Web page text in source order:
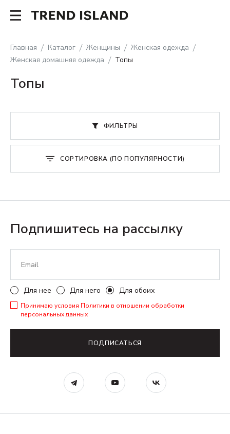
Главная Каталог Женщины
Женская одежда
Женская домашняя одежда
Топы
Топы
ФИЛЬТРЫ
СОРТИРОВКА (ПО ПОПУЛЯРНОСТИ)
Подпишитесь на рассылку
Для нее Для него Для обоих
Принимаю условия Политики в отношении обработки
персональных данных
ПОДПИСАТЬСЯ